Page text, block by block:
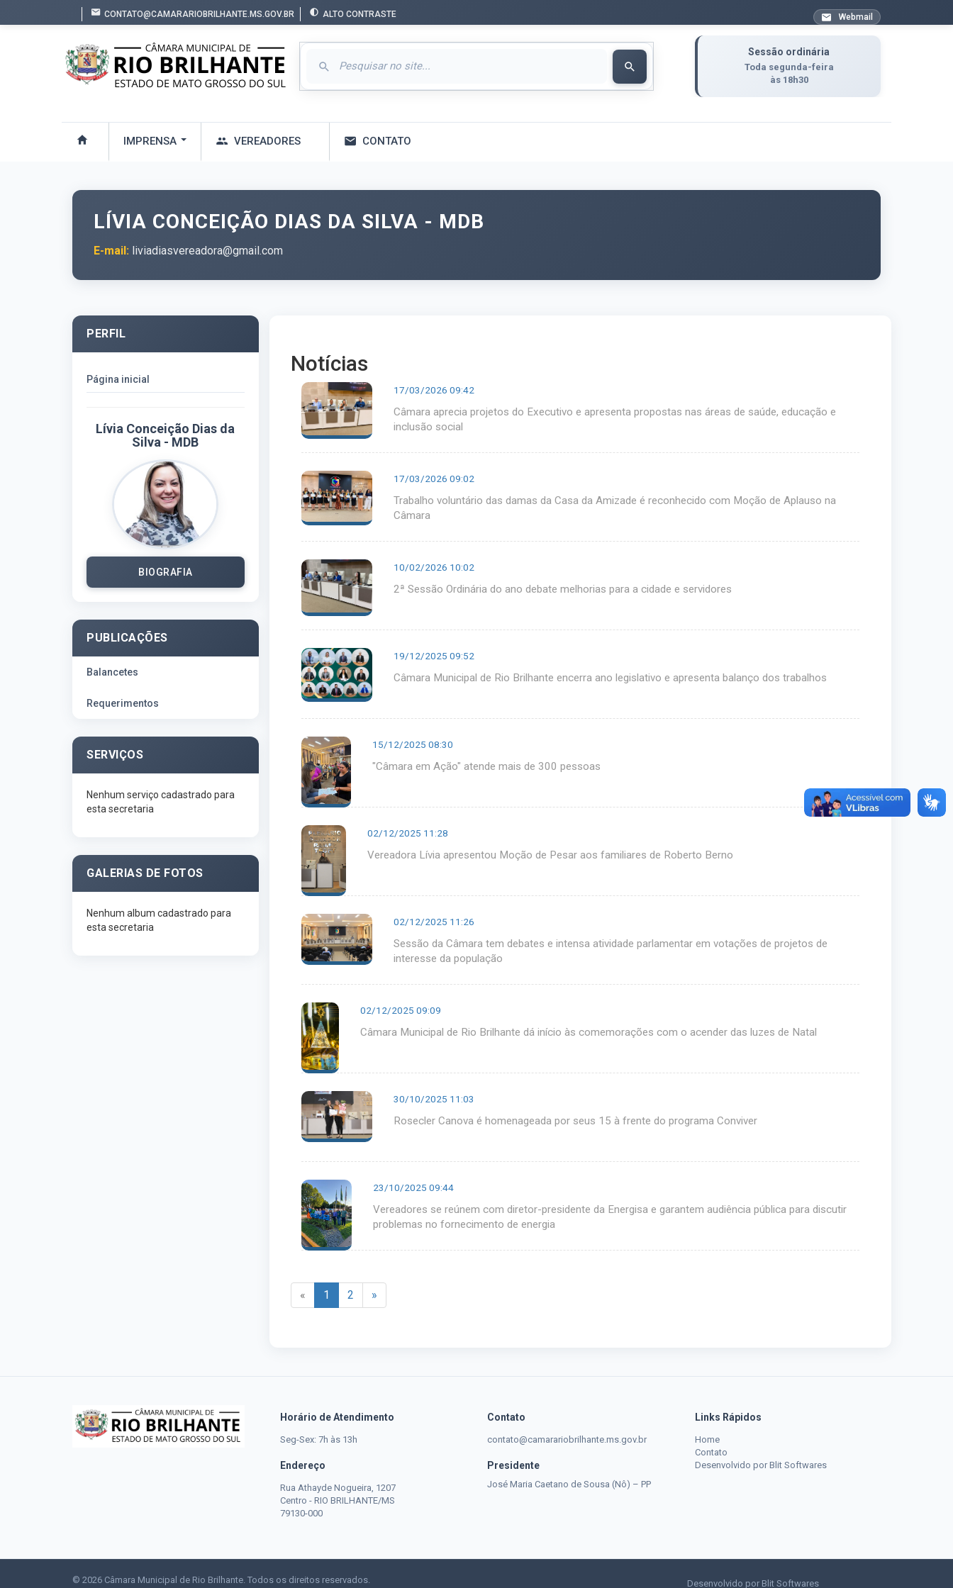
CONTATO@CAMARARIOBRILHANTE.MS.GOV.BR ALTO CONTRASTE Webmail
Sessão ordinária
Toda segunda-feira
às 18h30
IMPRENSA VEREADORES CONTATO
LÍVIA CONCEIÇÃO DIAS DA SILVA - MDB
E-mail: liviadiasvereadora@gmail.com
PERFIL
Página inicial
Lívia Conceição Dias da
Silva - MDB
BIOGRAFIA
PUBLICAÇÕES
Balancetes
Requerimentos
SERVIÇOS
Nenhum serviço cadastrado para
esta secretaria
GALERIAS DE FOTOS
Nenhum album cadastrado para
esta secretaria
Notícias
17/03/2026 09:42
Câmara aprecia projetos do Executivo e apresenta propostas nas áreas de saúde, educação e
inclusão social
17/03/2026 09:02
Trabalho voluntário das damas da Casa da Amizade é reconhecido com Moção de Aplauso na
Câmara
10/02/2026 10:02
2ª Sessão Ordinária do ano debate melhorias para a cidade e servidores
19/12/2025 09:52
Câmara Municipal de Rio Brilhante encerra ano legislativo e apresenta balanço dos trabalhos
15/12/2025 08:30
"Câmara em Ação" atende mais de 300 pessoas
02/12/2025 11:28
Vereadora Lívia apresentou Moção de Pesar aos familiares de Roberto Berno
02/12/2025 11:26
Sessão da Câmara tem debates e intensa atividade parlamentar em votações de projetos de
interesse da população
02/12/2025 09:09
Câmara Municipal de Rio Brilhante dá início às comemorações com o acender das luzes de Natal
30/10/2025 11:03
Rosecler Canova é homenageada por seus 15 à frente do programa Conviver
23/10/2025 09:44
Vereadores se reúnem com diretor-presidente da Energisa e garantem audiência pública para discutir
problemas no fornecimento de energia
« 1 2 »
Horário de Atendimento
Seg-Sex: 7h às 13h
Endereço
Rua Athayde Nogueira, 1207
Centro - RIO BRILHANTE/MS
79130-000
Contato
contato@camarariobrilhante.ms.gov.br
Presidente
José Maria Caetano de Sousa (Nô) – PP
Links Rápidos
Home
Contato
Desenvolvido por Blit Softwares
© 2026 Câmara Municipal de Rio Brilhante. Todos os direitos reservados. Desenvolvido por Blit Softwares